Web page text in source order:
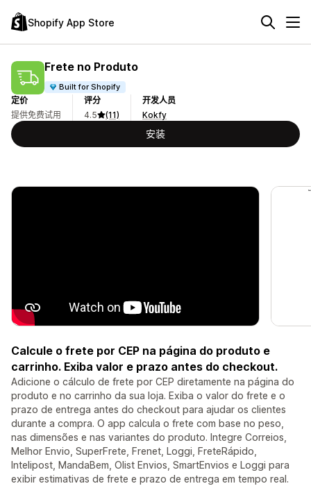
Shopify App Store
Frete no Produto
Built for Shopify
定价
提供免费试用
评分
4.5
(11)
开发人员
Kokfy
安装
Calcule o frete por CEP na página do produto e
carrinho. Exiba valor e prazo antes do checkout.
Adicione o cálculo de frete por CEP diretamente na página do
produto e no carrinho da sua loja. Exiba o valor do frete e o
prazo de entrega antes do checkout para ajudar os clientes
durante a compra. O app calcula o frete com base no peso,
nas dimensões e nas variantes do produto. Integre Correios,
Melhor Envio, SuperFrete, Frenet, Loggi, FreteRápido,
Intelipost, MandaBem, Olist Envios, SmartEnvios e Loggi para
exibir estimativas de frete e prazo de entrega em tempo real.